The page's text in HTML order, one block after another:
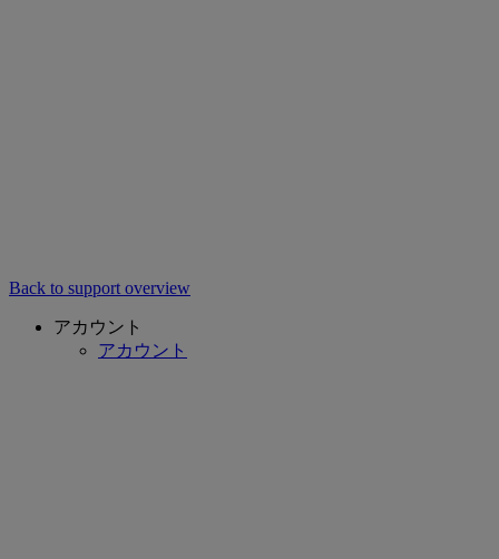
Back to support overview
アカウント
アカウント